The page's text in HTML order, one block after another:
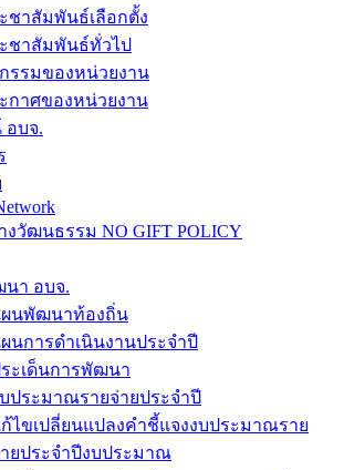
ชาสัมพันธ์เลือกตั้ง
ชาสัมพันธ์ทั่วไป
รรมของหน่วยงาน
กาศของหน่วยงาน
อบจ.
งวัฒนธรรม NO GIFT POLICY
า อบจ.
นพัฒนาท้องถิ่น
นการดำเนินงานประจำปี
ะเด็นการพัฒนา
ประมาณรายจ่ายประจำปี
ไขเปลี่ยนแปลงคำชี้แจงงบประมาณราย
ยประจำปีงบประมาณ